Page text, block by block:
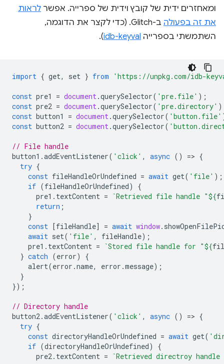
ומאחזרים ידית של קובץ וידית של ספרייה. אפשר לראות
את זה בפעולה
ב-Glitch. (כדי לקצר את הדוגמה,
השתמשתי בספרייה idb-keyval
).
import { get, set } from 'https://unpkg.com/idb-
const pre1 = document.querySelector( 'pre.file' );
const pre2 = document.querySelector( 'pre.directory'
const button1 = document.querySelector( 'button.file'
const button2 = document.querySelector(
// File handle
button1 .addEventListener( 'click' , async () => {
try {
const fileHandleOrUndefined = await get( 'file' );
if (fileHandleOrUndefined)
{
pre1 . textContent = `Retrieved file handle "${
return ;
}
const [fileHandle] = await window.
await set( 'file' , fileHandle);
pre1 . textContent = `Stored file handle for "${
} catch (error)
{
alert(error .name, error .message);
}
});
// Directory handle
button2.addEventListener( 'click' , async () => {
try {
const directoryHandleOrUndefined = await get(
if (directoryHandleOrUndefined)
{
pre2. textContent =
`Retrieved directroy